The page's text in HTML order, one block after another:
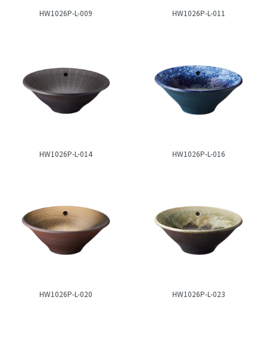
HW1026P-L-009 HW1026P-L-011
HW1026P-L-014 HW1026P-L-016
HW1026P-L-020 HW1026P-L-023